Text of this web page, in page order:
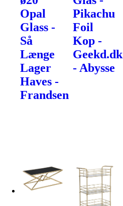
Opal
Glass -
Så
Længe
Lager
Haves -
Frandsen
Pikachu
Foil
Kop -
Geekd.dk
- Abysse